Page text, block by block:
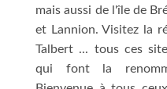
mais aussi de l'île de
et Lannion. Visitez la
Talbert ... tous ces
qui font la